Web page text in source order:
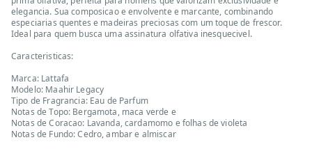
elegancia. Sua composicao e envolvente e marcante, combinando
especiarias quentes e madeiras preciosas com um toque de frescor.
Ideal para quem busca uma assinatura olfativa inesquecivel.
Caracteristicas:
Marca: Lattafa
Modelo: Maahir Legacy
Tipo de Fragrancia: Eau de Parfum
Notas de Topo: Bergamota, maca verde e
Notas de Coracao: Lavanda, cardamomo e folhas de violeta
Notas de Fundo: Cedro, ambar e almiscar